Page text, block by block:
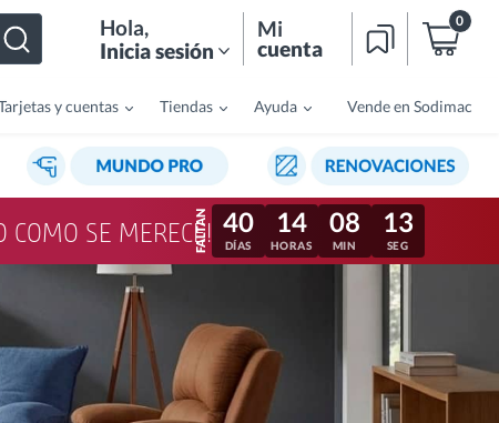
Hola,
Inicia sesión
Mi
cuenta
0
y cuentas Tiendas Ayuda Vende en Sodimac
COMO SE MERECE! 40
DÍAS
14
HORAS
08
MIN
10
SEG